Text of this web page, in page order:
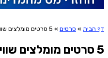
דף הבית » סרטים » 5 סרטים מומלצים שווים צפייה ב 2023
5 סרטים מומלצים שווים צפייה ב 2023
אני מסכימ/ה לקבלת
מהחברה או מצדדים שלישיים
שילמת מס הכנסה ב-6 השנים האחרונות?